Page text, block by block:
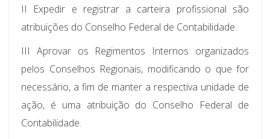
II Expedir e registrar a carteira profissional são
atribuições do Conselho Federal de Contabilidade.
III Aprovar os Regimentos Internos organizados
pelos Conselhos Regionais, modificando o que for
necessário, a fim de manter a respectiva unidade de
ação, é uma atribuição do Conselho Federal de
Contabilidade.